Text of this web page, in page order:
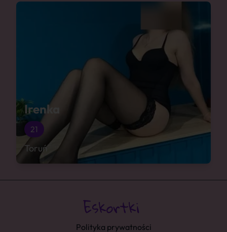
Irenka
21
Toruń
Polityka prywatności